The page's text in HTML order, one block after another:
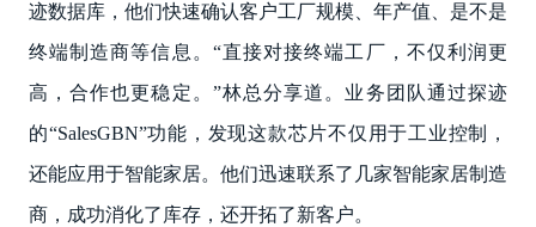
迹数据库，他们快速确认客户工厂规模、年产值、是不是
终端制造商等信息。“直接对接终端工厂，不仅利润更
高，合作也更稳定。”林总分享道。业务团队通过探迹
的“SalesGBN”功能，发现这款芯片不仅用于工业控制，
还能应用于智能家居。他们迅速联系了几家智能家居制造
商，成功消化了库存，还开拓了新客户。